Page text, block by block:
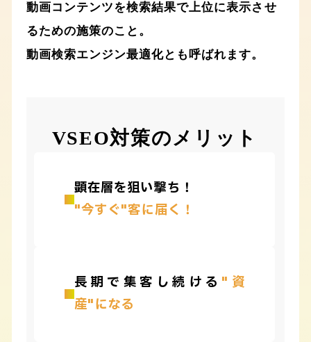
動画コンテンツを検索結果で上位に表示させ
るための施策のこと。
動画検索エンジン最適化とも呼ばれます。
VSEO対策のメリット
顕在層を狙い撃ち！
"今すぐ"客に届く！
長期で集客し続ける "資
産"になる